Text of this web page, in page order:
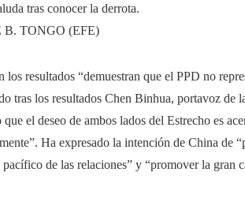
tras conocer la derrota.
B. TONGO (EFE)
los resultados “demuestran que el PPD no
tras los resultados Chen Binhua, portavoz
que el deseo de ambos lados del Estrecho es
Ha expresado la intención de China de
de las relaciones” y “promover la gran